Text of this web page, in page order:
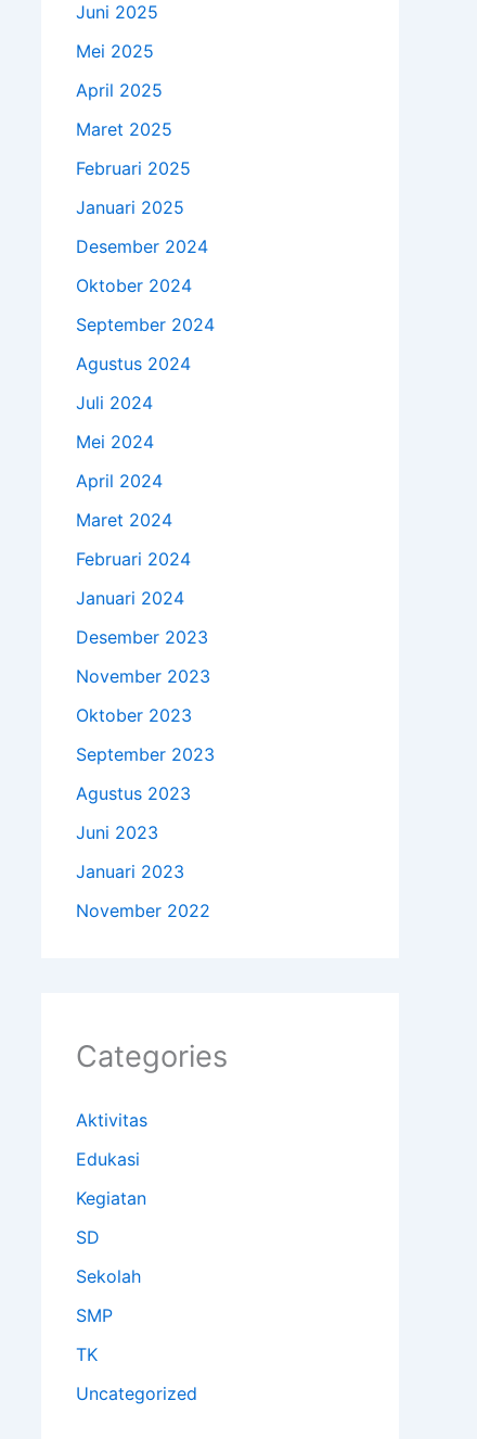
Juni 2025
Mei 2025
April 2025
Maret 2025
Februari 2025
Januari 2025
Desember 2024
Oktober 2024
September 2024
Agustus 2024
Juli 2024
Mei 2024
April 2024
Maret 2024
Februari 2024
Januari 2024
Desember 2023
November 2023
Oktober 2023
September 2023
Agustus 2023
Juni 2023
Januari 2023
November 2022
Categories
Aktivitas
Edukasi
Kegiatan
SD
Sekolah
SMP
TK
Uncategorized